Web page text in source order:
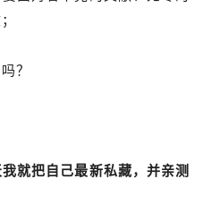
？
就把自己最新私藏，并亲测